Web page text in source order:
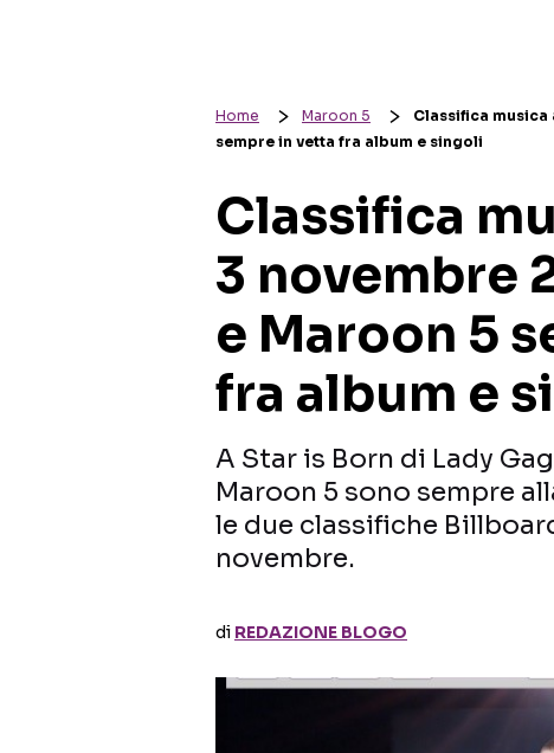
Home Maroon 5
Classifica musica
sempre in vetta fra album e singoli
Classifica
3 novembre
e Maroon 5
fra album e
A Star is Born di Lady
Maroon 5 sono sempre
le due classifiche
novembre.
di REDAZIONE BLOGO